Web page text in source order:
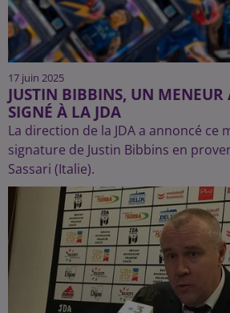
17 juin 2025
JUSTIN BIBBINS, UN
SIGNÉ À LA JDA
La direction de la JDA a annoncé ce
signature de Justin Bibbins en
Sassari (Italie).